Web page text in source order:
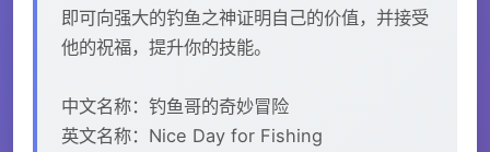
即可向强大的钓鱼之神证明自己的价值，并接受
他的祝福，提升你的技能。
中文名称：钓鱼哥的奇妙冒险
英文名称：Nice Day for Fishing